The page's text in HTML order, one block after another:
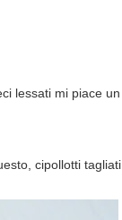
lessati mi piace un
cipollotti tagliati